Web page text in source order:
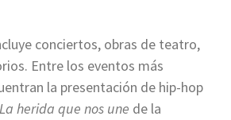
conciertos, obras de teatro,
Entre los eventos más
la presentación de hip-hop
La herida que nos une de la